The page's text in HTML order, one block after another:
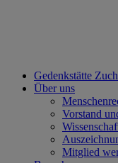
Gedenkstätte
Über uns
Vorstand
Mitglied